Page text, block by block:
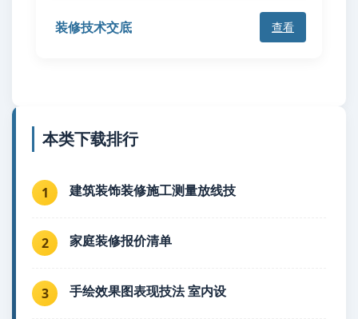
装修技术交底 查看
本类下载排行
1 建筑装饰装修施工测量放线技
2 家庭装修报价清单
3 手绘效果图表现技法 室内设